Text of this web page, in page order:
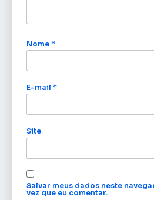
Nome *
E-mail *
Site
Salvar meus dados neste
vez que eu comentar.